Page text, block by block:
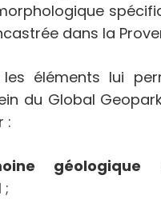
dans la
éléments lui
du Global
:
géologique
;